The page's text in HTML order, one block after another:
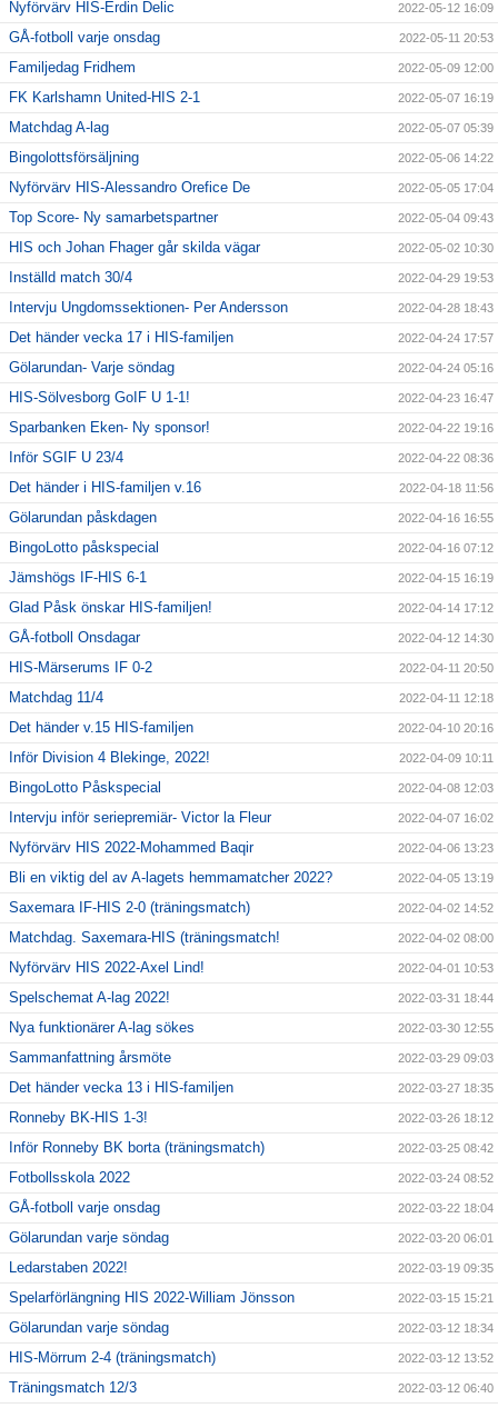
Nyförvärv HIS-Erdin Delic 2022-05-12 16:09
GÅ-fotboll varje onsdag 2022-05-11 20:53
Familjedag Fridhem 2022-05-09 12:00
FK Karlshamn United-HIS 2-1 2022-05-07 16:19
Matchdag A-lag 2022-05-07 05:39
Bingolottsförsäljning 2022-05-06 14:22
Nyförvärv HIS-Alessandro Orefice De 2022-05-05 17:04
Top Score- Ny samarbetspartner 2022-05-04 09:43
HIS och Johan Fhager går skilda vägar 2022-05-02 10:30
Inställd match 30/4 2022-04-29 19:53
Intervju Ungdomssektionen- Per Andersson 2022-04-28 18:43
Det händer vecka 17 i HIS-familjen 2022-04-24 17:57
Gölarundan- Varje söndag 2022-04-24 05:16
HIS-Sölvesborg GoIF U 1-1! 2022-04-23 16:47
Sparbanken Eken- Ny sponsor! 2022-04-22 19:16
Inför SGIF U 23/4 2022-04-22 08:36
Det händer i HIS-familjen v.16 2022-04-18 11:56
Gölarundan påskdagen 2022-04-16 16:55
BingoLotto påskspecial 2022-04-16 07:12
Jämshögs IF-HIS 6-1 2022-04-15 16:19
Glad Påsk önskar HIS-familjen! 2022-04-14 17:12
GÅ-fotboll Onsdagar 2022-04-12 14:30
HIS-Märserums IF 0-2 2022-04-11 20:50
Matchdag 11/4 2022-04-11 12:18
Det händer v.15 HIS-familjen 2022-04-10 20:16
Inför Division 4 Blekinge, 2022! 2022-04-09 10:11
BingoLotto Påskspecial 2022-04-08 12:03
Intervju inför seriepremiär- Victor la Fleur 2022-04-07 16:02
Nyförvärv HIS 2022-Mohammed Baqir 2022-04-06 13:23
Bli en viktig del av A-lagets hemmamatcher 2022? 2022-04-05 13:19
Saxemara IF-HIS 2-0 (träningsmatch) 2022-04-02 14:52
Matchdag. Saxemara-HIS (träningsmatch! 2022-04-02 08:00
Nyförvärv HIS 2022-Axel Lind! 2022-04-01 10:53
Spelschemat A-lag 2022! 2022-03-31 18:44
Nya funktionärer A-lag sökes 2022-03-30 12:55
Sammanfattning årsmöte 2022-03-29 09:03
Det händer vecka 13 i HIS-familjen 2022-03-27 18:35
Ronneby BK-HIS 1-3! 2022-03-26 18:12
Inför Ronneby BK borta (träningsmatch) 2022-03-25 08:42
Fotbollsskola 2022 2022-03-24 08:52
GÅ-fotboll varje onsdag 2022-03-22 18:04
Gölarundan varje söndag 2022-03-20 06:01
Ledarstaben 2022! 2022-03-19 09:35
Spelarförlängning HIS 2022-William Jönsson 2022-03-15 15:21
Gölarundan varje söndag 2022-03-12 18:34
HIS-Mörrum 2-4 (träningsmatch) 2022-03-12 13:52
Träningsmatch 12/3 2022-03-12 06:40